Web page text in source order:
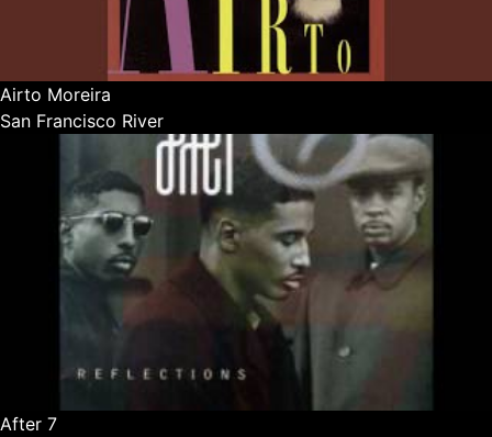
Airto Moreira
San Francisco River
After 7